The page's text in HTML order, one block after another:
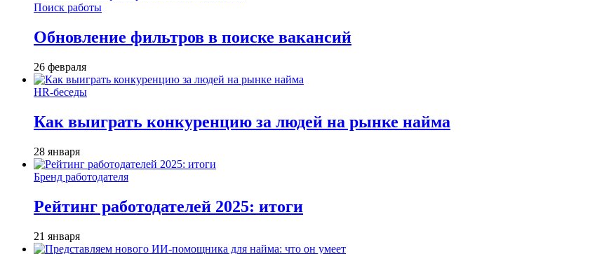
Поиск работы
Обновление фильтров в поиске вакансий
26 февраля
HR-беседы
Как выиграть конкуренцию за людей на рынке найма
28 января
Бренд работодателя
Рейтинг работодателей 2025: итоги
21 января